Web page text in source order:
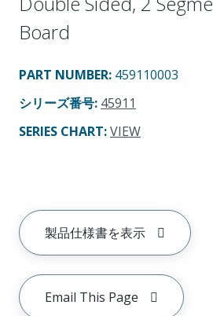
Board
PART NUMBER: 459110003
シリーズ番号: 45911
SERIES CHART:VIEW
製品仕様書を表示
Email This Page